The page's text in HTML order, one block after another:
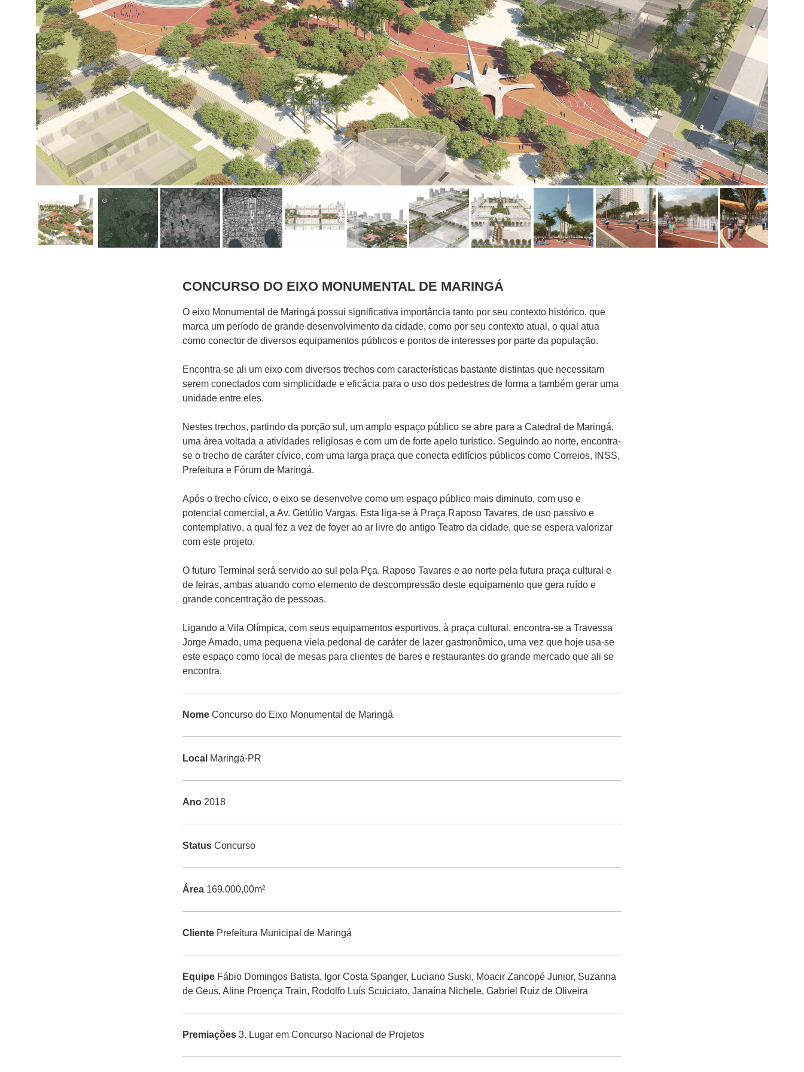
CONCURSO DO EIXO MONUMENTAL DE MARINGÁ
O eixo Monumental de Maringá possui significativa importância tanto por seu contexto histórico, que
marca um período de grande desenvolvimento da cidade, como por seu contexto atual, o qual atua
como conector de diversos equipamentos públicos e pontos de interesses por parte da população.
Encontra-se ali um eixo com diversos trechos com características bastante distintas que necessitam
serem conectados com simplicidade e eficácia para o uso dos pedestres de forma a também gerar uma
unidade entre eles.
Nestes trechos, partindo da porção sul, um amplo espaço público se abre para a Catedral de Maringá,
uma área voltada a atividades religiosas e com um de forte apelo turístico. Seguindo ao norte, encontra-
se o trecho de caráter cívico, com uma larga praça que conecta edifícios públicos como Correios, INSS,
Prefeitura e Fórum de Maringá.
Após o trecho cívico, o eixo se desenvolve como um espaço público mais diminuto, com uso e
potencial comercial, a Av. Getúlio Vargas. Esta liga-se à Praça Raposo Tavares, de uso passivo e
contemplativo, a qual fez a vez de foyer ao ar livre do antigo Teatro da cidade, que se espera valorizar
com este projeto.
O futuro Terminal será servido ao sul pela Pça. Raposo Tavares e ao norte pela futura praça cultural e
de feiras, ambas atuando como elemento de descompressão deste equipamento que gera ruído e
grande concentração de pessoas.
Ligando a Vila Olímpica, com seus equipamentos esportivos, à praça cultural, encontra-se a Travessa
Jorge Amado, uma pequena viela pedonal de caráter de lazer gastronômico, uma vez que hoje usa-se
este espaço como local de mesas para clientes de bares e restaurantes do grande mercado que ali se
encontra.
NomeConcurso do Eixo Monumental de Maringá
Local Maringá-PR
Ano2018
StatusConcurso
Área169.000,00m²
ClientePrefeitura Municipal de Maringá
EquipeFábio Domingos Batista, Igor Costa Spanger, Luciano Suski, Moacir Zancopé Junior, Suzanna
de Geus, Aline Proença Train, Rodolfo Luís Scuiciato, Janaína Nichele, Gabriel Ruiz de Oliveira
Premiações3. Lugar em Concurso Nacional de Projetos